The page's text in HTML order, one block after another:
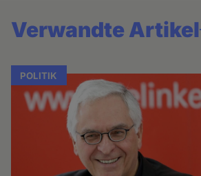
Verwandte Artikel
POLITIK